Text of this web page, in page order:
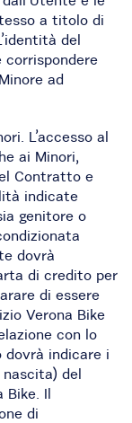
a titolo di
del
ad
L’accesso al
ai Minori,
Contratto e
indicate
genitore o
dovrà
di credito per
di essere
Verona Bike
con lo
indicare i
del
Bike. Il
di